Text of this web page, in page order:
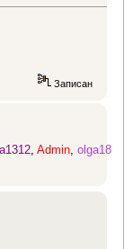
Записан
,Admin ,olga18